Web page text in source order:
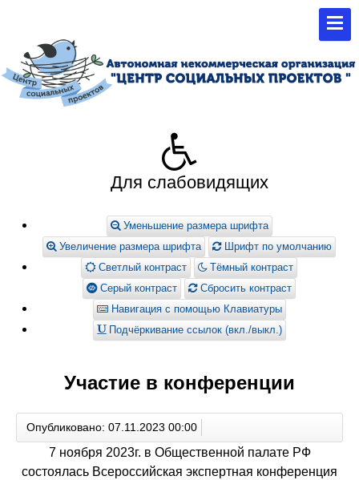
Для слабовидящих
Уменьшение размера шрифта
Увеличение размера шрифта
Шрифт по умолчанию
Светлый контраст
Тёмный контраст
Серый контраст
Сбросить контраст
Навигация с помощью Клавиатуры
Подчёркивание ссылок (вкл./выкл.)
Участие в конференции
Опубликовано: 07.11.2023 00:00
7 ноября 2023г. в Общественной палате РФ
состоялась Всероссийская экспертная конференция